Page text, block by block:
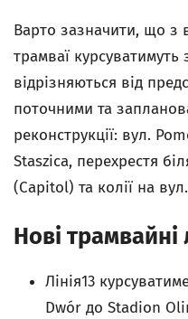
Варто зазначити, що з
трамваї
відрізняються від
поточними та
реконструкції: вул.
Staszica, перехрестя
(Capitol) та колії на
Нові трамвайні
Лінія13
Dwór до Stadion